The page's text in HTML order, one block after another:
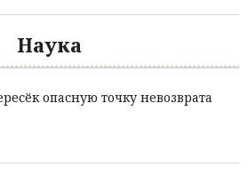
Наука
опасную точку невозврата